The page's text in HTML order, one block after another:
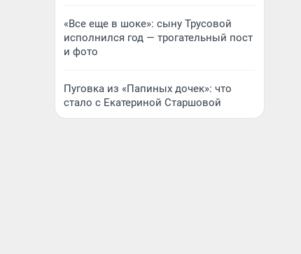
«Все еще в шоке»: сыну Трусовой
исполнился год — трогательный пост
и фото
Пуговка из «Папиных дочек»: что
стало с Екатериной Старшовой